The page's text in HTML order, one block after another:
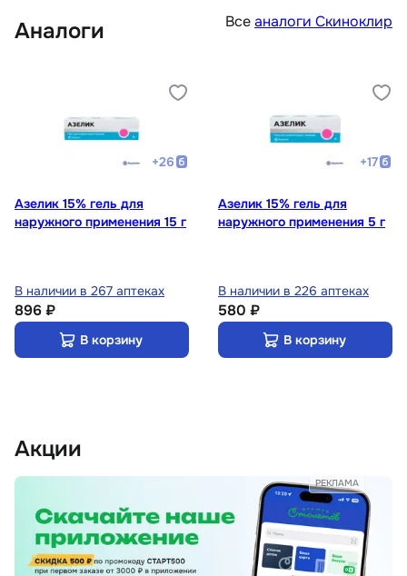
Аналоги Всеаналоги Скиноклир
+26
Азелик 15% гель для
наружного применения 15 г
В наличии в 267 аптеках
896 ₽
В корзину
+17
Азелик 15% гель для
наружного применения 5 г
В наличии в 226 аптеках
580 ₽
В корзину
Акции
РЕКЛАМА